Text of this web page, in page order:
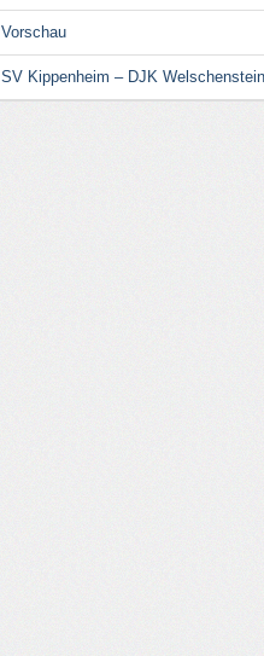
Vorschau
SV Kippenheim – DJK